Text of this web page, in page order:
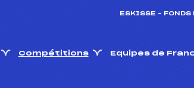
ESKISSE – FONDS
Compétitions Equipes de